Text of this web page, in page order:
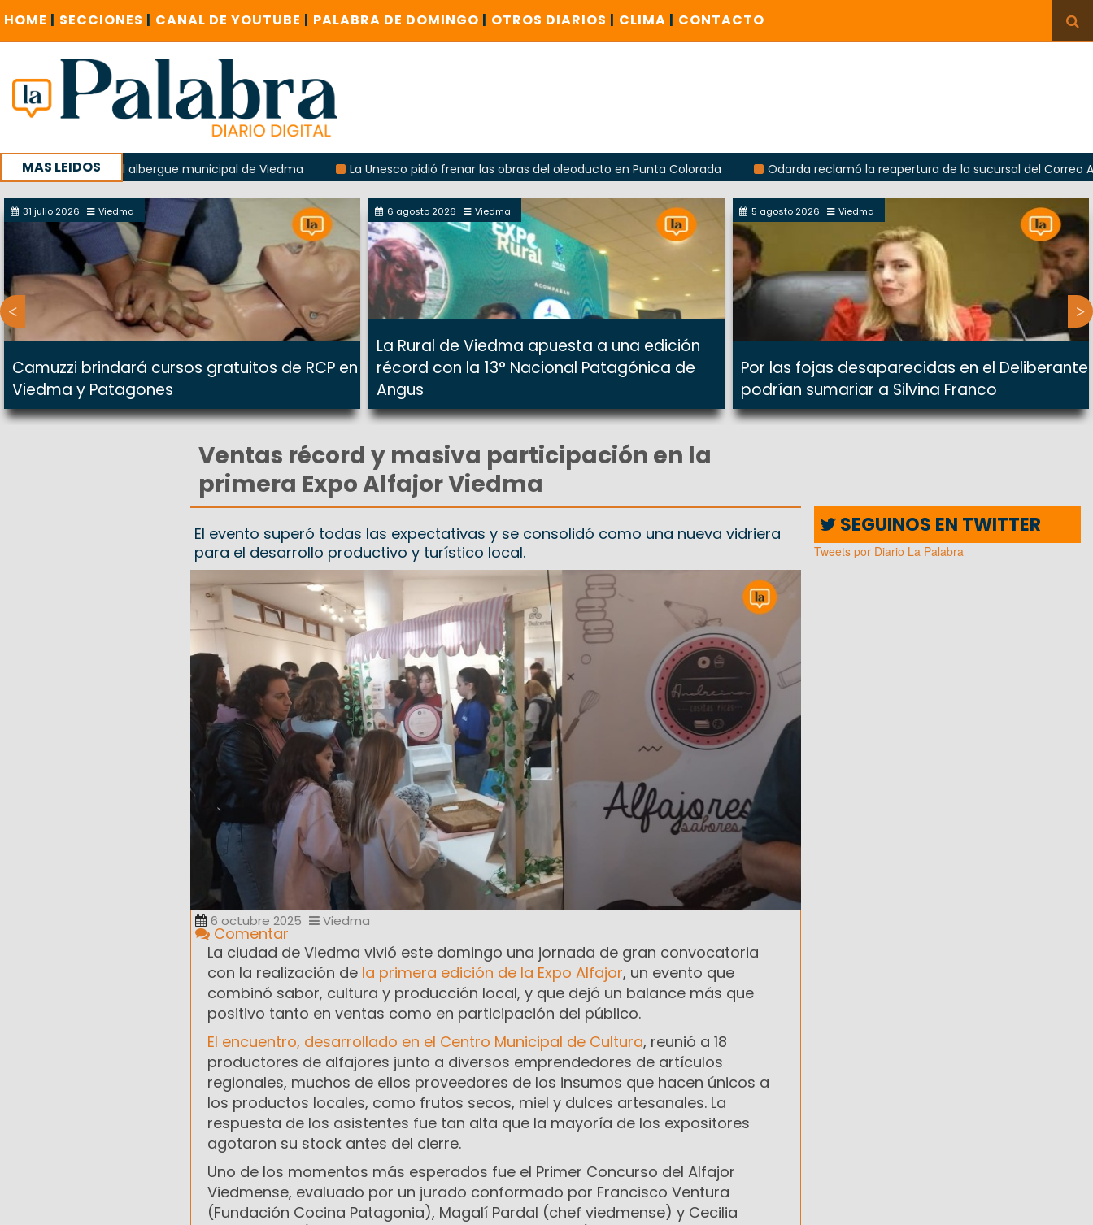
HOME | SECCIONES | CANAL DE YOUTUBE | PALABRA DE DOMINGO | OTROS DIARIOS | CLIMA | CONTACTO
MAS LEIDOS
del albergue municipal de Viedma La Unesco pidió frenar las obras del oleoducto en Punta Colorada
Odarda reclamó la reapertura de la sucursal del Correo Argentino
con un encuentro provincial en Roca
31 julio 2026 Viedma
Camuzzi brindará cursos gratuitos de RCP en
Viedma y Patagones
6 agosto 2026 Viedma
La Rural de Viedma apuesta a una edición
récord con la 13° Nacional Patagónica de
Angus
5 agosto 2026 Viedma
Por las fojas desaparecidas en el Deliberante
podrían sumariar a Silvina Franco
Ventas récord y masiva participación en la
primera Expo Alfajor Viedma
El evento superó todas las expectativas y se consolidó como una nueva vidriera
para el desarrollo productivo y turístico local.
6 octubre 2025 Viedma
Comentar
La ciudad de Viedma vivió este domingo una jornada de gran convocatoria
con la realización de la primera edición de la Expo Alfajor, un evento que
combinó sabor, cultura y producción local, y que dejó un balance más que
positivo tanto en ventas como en participación del público.
El encuentro, desarrollado en el Centro Municipal de Cultura, reunió a 18
productores de alfajores junto a diversos emprendedores de artículos
regionales, muchos de ellos proveedores de los insumos que hacen únicos a
los productos locales, como frutos secos, miel y dulces artesanales. La
respuesta de los asistentes fue tan alta que la mayoría de los expositores
agotaron su stock antes del cierre.
Uno de los momentos más esperados fue el Primer Concurso del Alfajor
Viedmense, evaluado por un jurado conformado por Francisco Ventura
(Fundación Cocina Patagonia), Magalí Pardal (chef viedmense) y Cecilia
SEGUINOS EN TWITTER
Tweets por Diario La Palabra